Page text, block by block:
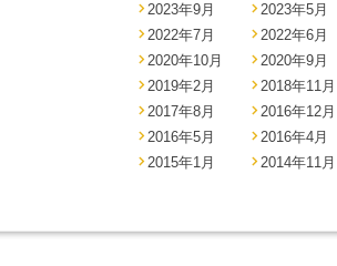
2023年9月
2023年5月
2022年7月
2022年6月
2020年10月
2020年9月
2019年2月
2018年11月
2017年8月
2016年12月
2016年5月
2016年4月
2015年1月
2014年11月